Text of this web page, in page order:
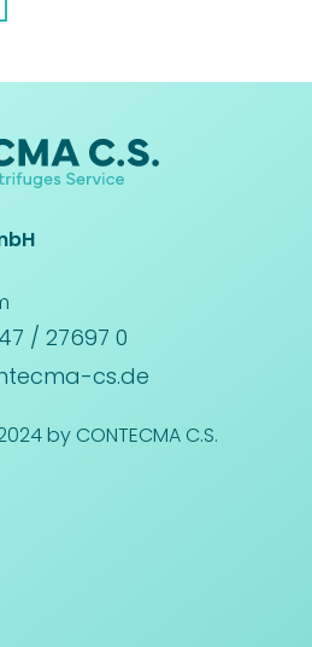
/ 27697 0
cs.de
by CONTECMA C.S.